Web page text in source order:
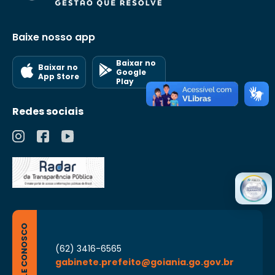
Baixe nosso app
Baixar no
App Store
Baixar no
Google
Play
Redes sociais
FALE CONOSCO
(62) 3416-6565
gabinete.prefeito@goiania.go.gov.br